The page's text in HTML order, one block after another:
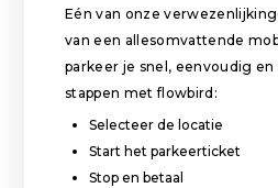
Eén van onze
van een allesomvattende
parkeer je snel, eenvoudig
stappen met flowbird:
Selecteer de locatie
Start het parkeerticket
Stop en betaal